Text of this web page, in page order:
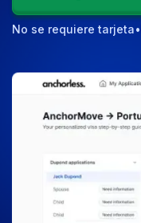
No se requiere tarjeta•